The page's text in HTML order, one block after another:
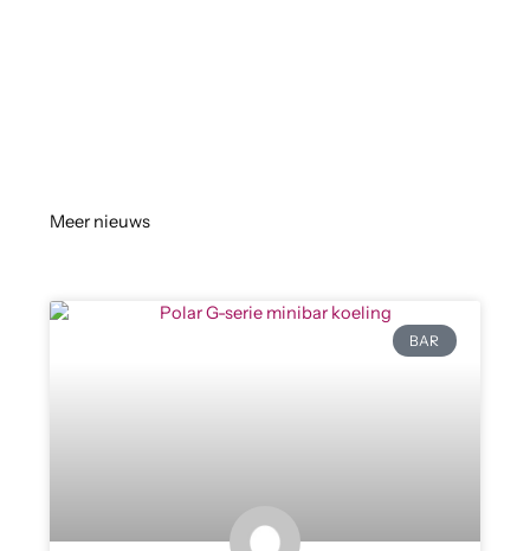
Meer nieuws
BAR